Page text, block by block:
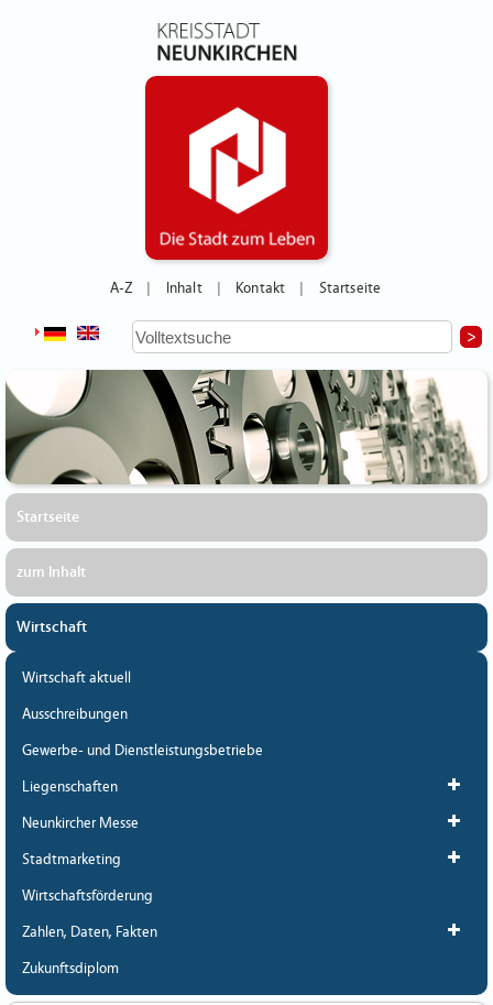
A-Z Inhalt Kontakt Startseite
Startseite
zum Inhalt
Wirtschaft
Wirtschaft aktuell
Ausschreibungen
Gewerbe- und Dienstleistungsbetriebe
Liegenschaften
Neunkircher Messe
Stadtmarketing
Wirtschaftsförderung
Zahlen, Daten, Fakten
Zukunftsdiplom